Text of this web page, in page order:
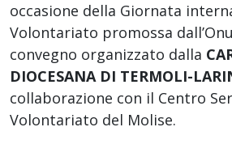
occasione della Giornata
Volontariato promossa
convegno organizzato dalla
DIOCESANA DI TERMOLI-
collaborazione con il Centro
Volontariato del Molise.